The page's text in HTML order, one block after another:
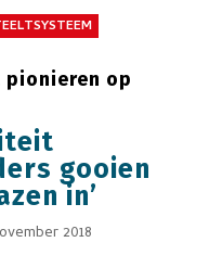
op
gooien
in’
2018